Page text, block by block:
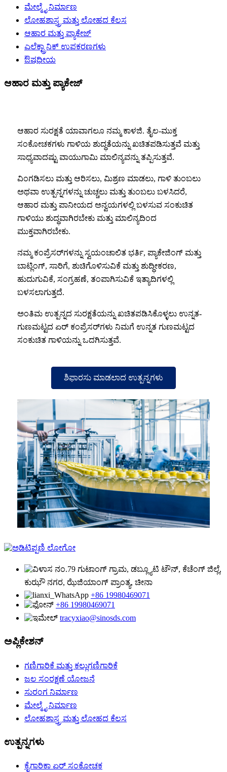
ಮೇಲ್ಮೈ ನಿರ್ಮಾಣ
ಲೋಹಶಾಸ್ತ್ರ ಮತ್ತು ಲೋಹದ ಕೆಲಸ
ಆಹಾರ ಮತ್ತು ಪ್ಯಾಕೇಜ್
ಎಲೆಕ್ಟ್ರಾನಿಕ್ ಉಪಕರಣಗಳು
ಔಷಧೀಯ
ಆಹಾರ ಮತ್ತು ಪ್ಯಾಕೇಜ್
ಆಹಾರ ಸುರಕ್ಷತೆ ಯಾವಾಗಲೂ ನಮ್ಮ ಕಾಳಜಿ. ತೈಲ-ಮುಕ್ತ
ಸಂಕೋಚಕಗಳು ಗಾಳಿಯ ಶುದ್ಧತೆಯನ್ನು ಖಚಿತಪಡಿಸುತ್ತವೆ ಮತ್ತು
ಸಾಧ್ಯವಾದಷ್ಟು ವಾಯುಗಾಮಿ ಮಾಲಿನ್ಯವನ್ನು ತಪ್ಪಿಸುತ್ತವೆ.
ವಿಂಗಡಿಸಲು ಮತ್ತು ಆರಿಸಲು, ಮಿಶ್ರಣ ಮಾಡಲು, ಗಾಳಿ ತುಂಬಲು
ಅಥವಾ ಉತ್ಪನ್ನಗಳನ್ನು ಚುಚ್ಚಲು ಮತ್ತು ತುಂಬಲು ಬಳಸಿದರೆ,
ಆಹಾರ ಮತ್ತು ಪಾನೀಯದ ಅನ್ವಯಗಳಲ್ಲಿ ಬಳಸುವ ಸಂಕುಚಿತ
ಗಾಳಿಯು ಶುದ್ಧವಾಗಿರಬೇಕು ಮತ್ತು ಮಾಲಿನ್ಯದಿಂದ
ಮುಕ್ತವಾಗಿರಬೇಕು.
ನಮ್ಮ ಕಂಪ್ರೆಸರ್‌ಗಳನ್ನು ಸ್ವಯಂಚಾಲಿತ ಭರ್ತಿ, ಪ್ಯಾಕೇಜಿಂಗ್ ಮತ್ತು
ಬಾಟ್ಲಿಂಗ್, ಸಾರಿಗೆ, ಶುಚಿಗೊಳಿಸುವಿಕೆ ಮತ್ತು ಶುದ್ಧೀಕರಣ,
ಹುದುಗುವಿಕೆ, ಸಂಗ್ರಹಣೆ, ತಂಪಾಗಿಸುವಿಕೆ ಇತ್ಯಾದಿಗಳಲ್ಲಿ
ಬಳಸಲಾಗುತ್ತದೆ.
ಅಂತಿಮ ಉತ್ಪನ್ನದ ಸುರಕ್ಷತೆಯನ್ನು ಖಚಿತಪಡಿಸಿಕೊಳ್ಳಲು ಉನ್ನತ-
ಗುಣಮಟ್ಟದ ಏರ್ ಕಂಪ್ರೆಸರ್‌ಗಳು ನಿಮಗೆ ಉನ್ನತ ಗುಣಮಟ್ಟದ
ಸಂಕುಚಿತ ಗಾಳಿಯನ್ನು ಒದಗಿಸುತ್ತವೆ.
ಶಿಫಾರಸು ಮಾಡಲಾದ ಉತ್ಪನ್ನಗಳು
ನಂ.79 ಗುಟಾಂಗ್ ಗ್ರಾಮ, ಡಬ್ಲ್ಯೂಟಿ ಟೌನ್, ಕೆಚೆಂಗ್ ಜಿಲ್ಲೆ,
ಕುಝೌ ನಗರ, ಝೆಜಿಯಾಂಗ್ ಪ್ರಾಂತ್ಯ, ಚೀನಾ
+86 19980469071
+86 19980469071
tracyxiao@sinosds.com
ಅಪ್ಲಿಕೇಶನ್
ಗಣಿಗಾರಿಕೆ ಮತ್ತು ಕಲ್ಲುಗಣಿಗಾರಿಕೆ
ಜಲ ಸಂರಕ್ಷಣೆ ಯೋಜನೆ
ಸುರಂಗ ನಿರ್ಮಾಣ
ಮೇಲ್ಮೈ ನಿರ್ಮಾಣ
ಲೋಹಶಾಸ್ತ್ರ ಮತ್ತು ಲೋಹದ ಕೆಲಸ
ಉತ್ಪನ್ನಗಳು
ಕೈಗಾರಿಕಾ ಏರ್ ಸಂಕೋಚಕ